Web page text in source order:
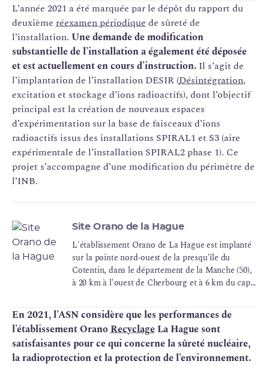
L’année 2021 a été marquée par le dépôt du rapport du
deuxième réexamen périodique de sûreté de
l’installation. Une demande de modification
substantielle de l’installation a également été déposée
et est actuellement en cours d’instruction. Il s’agit de
l’implantation de l’installation DESIR (Désintégration,
excitation et stockage d’ions radioactifs), dont l’objectif
principal est la création de nouveaux espaces
d’expérimentation sur la base de faisceaux d’ions
radioactifs issus des installations SPIRAL1 et S3 (aire
expérimentale de l’installation SPIRAL2 phase 1). Ce
projet s’accompagne d’une modification du périmètre de
l’INB.
Site Orano de la Hague
L'établissement Orano de La Hague est implanté
sur la pointe nord-ouest de la presqu'île du
Cotentin, dans le département de la Manche (50),
à 20 km à l'ouest de Cherbourg et à 6 km du cap
kilomètres des îles anglo - normandes.
En 2021, l’ASN considère que les performances de
l’établissement OranoRecyclageLa Hague sont
satisfaisantes pour ce qui concerne la sûreté nucléaire,
la radioprotection et la protection de l’environnement.